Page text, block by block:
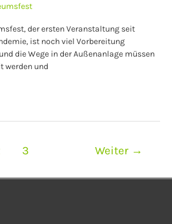
der ersten Veranstaltung seit
ist noch viel Vorbereitung
die Wege in der Außenanlage müssen
werden und
3 Weiter →